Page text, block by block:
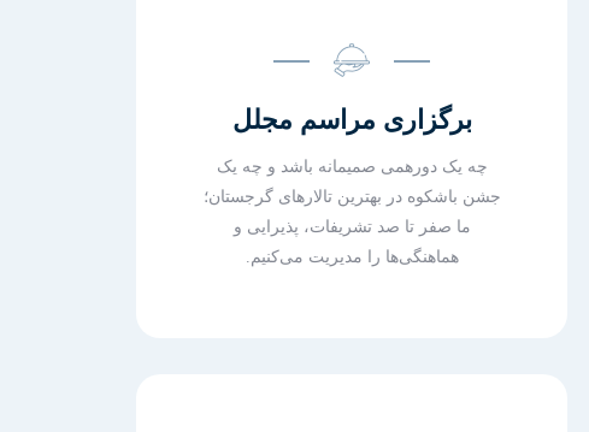
برگزاری مراسم مجلل
چه یک دورهمی صمیمانه باشد و چه یک
جشن باشکوه در بهترین تالارهای گرجستان؛
ما صفر تا صد تشریفات، پذیرایی و
هماهنگی‌ها را مدیریت می‌کنیم.